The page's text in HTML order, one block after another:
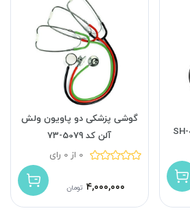
گوشی پزشکی دو پاویون ولش
آلن کد 5079-73
0 از 0 رای
۴,۰۰۰,۰۰۰ تومان